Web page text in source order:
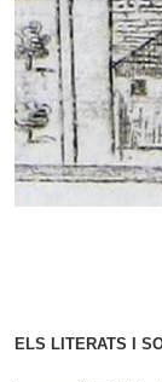
ELS LITERATS I